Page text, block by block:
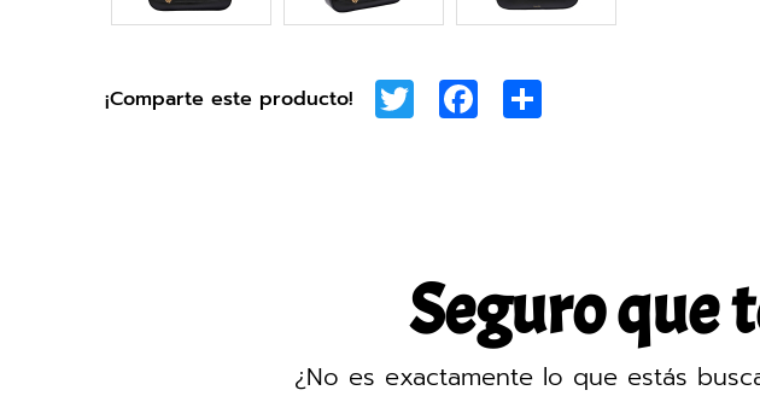
¡Comparte este producto! Twitter Facebook
Seguro que
¿No es exactamente lo que estás